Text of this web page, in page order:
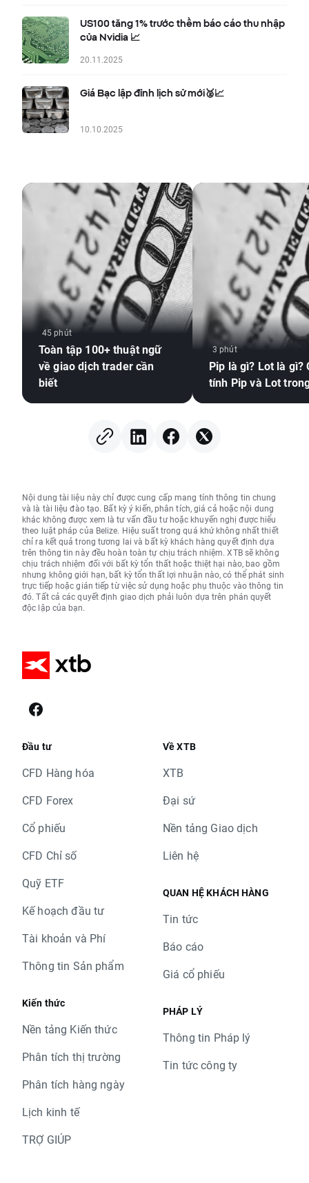
US100 tăng 1% trước thềm báo cáo thu nhập
của Nvidia 📈
20.11.2025
Giá Bạc lập đỉnh lịch sử mới🥈📈
10.10.2025
45 phút
Toàn tập 100+ thuật ngữ
về giao dịch trader cần
biết
3 phút
Pip là gì? Lot là gì?
tính Pip và Lot
Nội dung tài liệu này chỉ được cung cấp mang tính thông tin chung
và là tài liệu đào tạo. Bất kỳ ý kiến, phân tích, giá cả hoặc nội dung
khác không được xem là tư vấn đầu tư hoặc khuyến nghị được hiểu
theo luật pháp của Belize. Hiệu suất trong quá khứ không nhất thiết
chỉ ra kết quả trong tương lai và bất kỳ khách hàng quyết định dựa
trên thông tin này đều hoàn toàn tự chịu trách nhiệm. XTB sẽ không
chịu trách nhiệm đối với bất kỳ tổn thất hoặc thiệt hại nào, bao gồm
nhưng không giới hạn, bất kỳ tổn thất lợi nhuận nào, có thể phát sinh
trực tiếp hoặc gián tiếp từ việc sử dụng hoặc phụ thuộc vào thông tin
đó. Tất cả các quyết định giao dịch phải luôn dựa trên phán quyết
độc lập của bạn.
Đầu tư
CFD Hàng hóa
CFD Forex
Cổ phiếu
CFD Chỉ số
Quỹ ETF
Kế hoạch đầu tư
Tài khoản và Phí
Thông tin Sản phẩm
Kiến thức
Nền tảng Kiến thức
Phân tích thị trường
Phân tích hàng ngày
Lịch kinh tế
TRỢ GIÚP
Về XTB
XTB
Đại sứ
Nền tảng Giao dịch
Liên hệ
QUAN HỆ KHÁCH HÀNG
Tin tức
Báo cáo
Giá cổ phiếu
PHÁP LÝ
Thông tin Pháp lý
Tin tức công ty